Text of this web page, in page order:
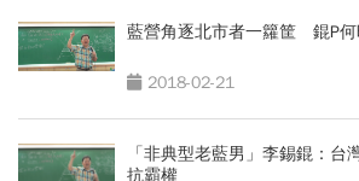
藍營角逐北市者一籮筐 錕P何
2018-02-21
「非典型老藍男」李錫錕：台
抗霸權